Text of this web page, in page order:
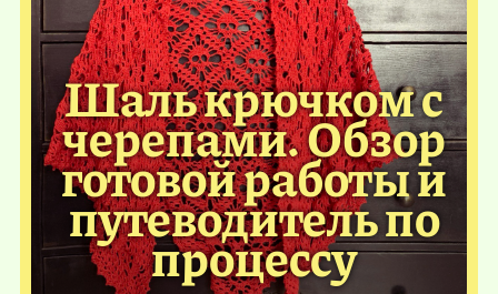
Шаль крючком с
черепами. Обзор
готовой работы и
путеводитель по
процессу